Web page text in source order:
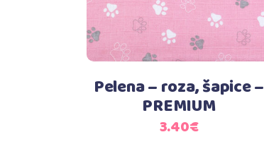
Pelena – roza, šapice –
PREMIUM
3.40€